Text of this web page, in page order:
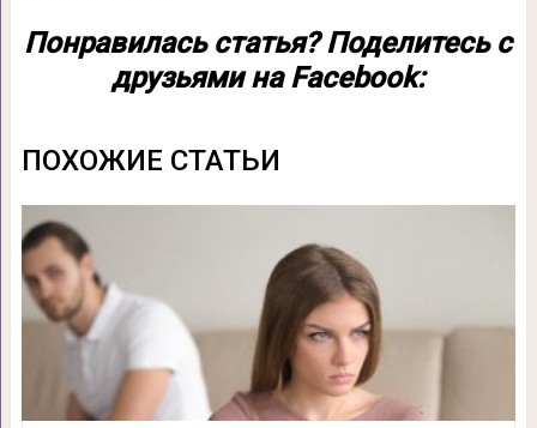
Понравилась статья? Поделитесь с
друзьями на Facebook:
ПОХОЖИЕ СТАТЬИ